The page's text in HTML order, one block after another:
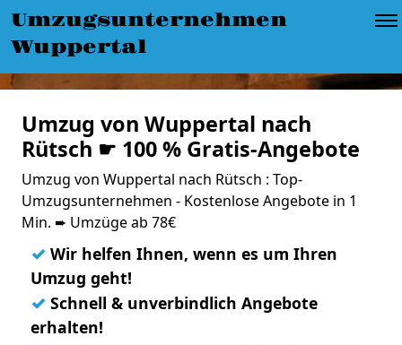
Umzugsunternehmen
Wuppertal
Umzug von Wuppertal nach
Rütsch ☛ 100 % Gratis-Angebote
Umzug von Wuppertal nach Rütsch : Top-
Umzugsunternehmen - Kostenlose Angebote in 1
Min. ➨ Umzüge ab 78€
✓ Wir helfen Ihnen, wenn es um Ihren
Umzug geht!
✓ Schnell & unverbindlich Angebote
erhalten!